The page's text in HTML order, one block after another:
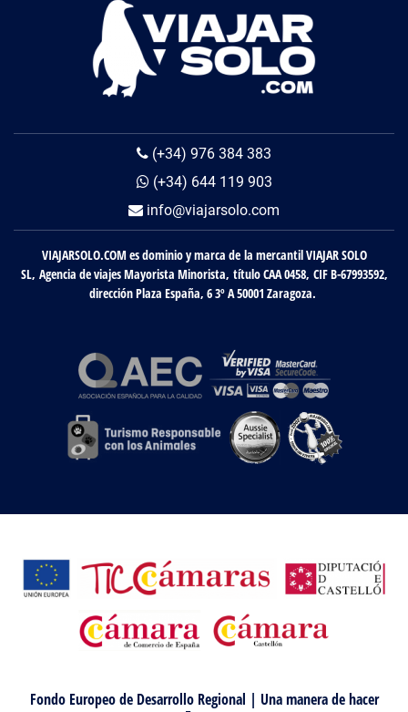
(+34) 976 384 383
(+34) 644 119 903
info@viajarsolo.com
VIAJARSOLO.COM es dominio y marca de la mercantil VIAJAR SOLO
SL, Agencia de viajes Mayorista Minorista, título CAA 0458, CIF B-67993592,
dirección Plaza España, 6 3º A 50001 Zaragoza.
Fondo Europeo de Desarrollo Regional | Una manera de hacer